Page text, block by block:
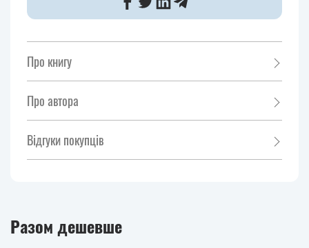
Про книгу
Про автора
Відгуки покупців
Разом дешевше